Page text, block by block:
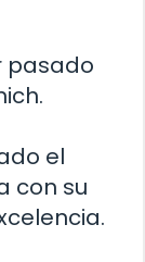
pasado
el
con su